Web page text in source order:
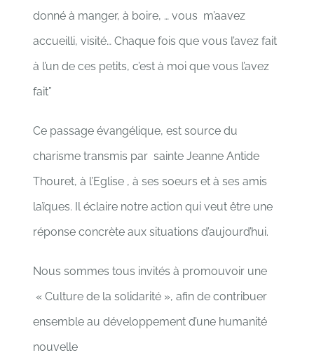
donné à manger, à boire, … vous m’aavez
accueilli, visité… Chaque fois que vous l’avez fait
à l’un de ces petits, c’est à moi que vous l’avez
fait”
Ce passage évangélique, est source du
charisme transmis par sainte Jeanne Antide
Thouret, à l’Eglise , à ses soeurs et à ses amis
laïques. Il éclaire notre action qui veut être une
réponse concrète aux situations d’aujourd’hui.
Nous sommes tous invités à promouvoir une
« Culture de la solidarité », afin de contribuer
ensemble au développement d’une humanité
nouvelle